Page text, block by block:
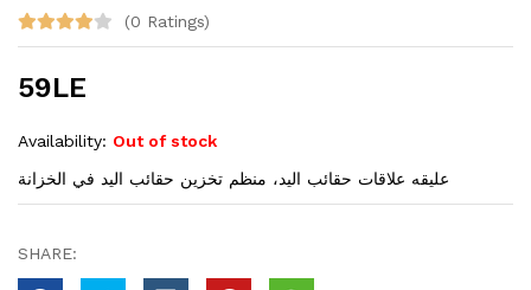
(0 Ratings)
59LE
Availability: Out of stock
عليقه علاقات حقائب اليد، منظم تخزين حقائب اليد في الخزانة
SHARE: